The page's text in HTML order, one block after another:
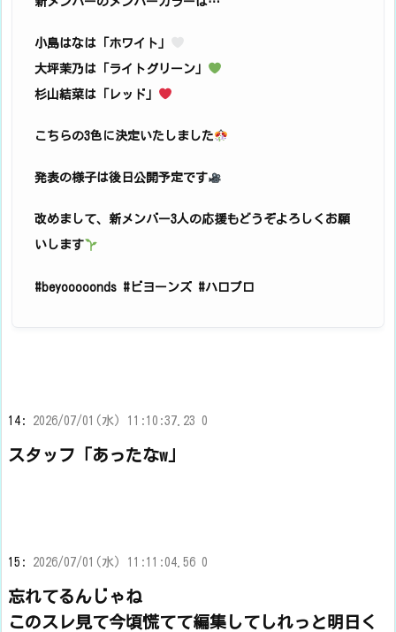
小島はなは「ホワイト」
大坪茉乃は「ライトグリーン」
杉山結菜は「レッド」
こちらの3色に決定いたしました
発表の様子は後日公開予定です
改めまして、新メンバー3人の応援もどうぞよろしくお願
いします
#beyooooonds #ビヨーンズ #ハロプロ
14: 2026/07/01(水) 11:10:37.23 0
スタッフ「あったなw」
15: 2026/07/01(水) 11:11:04.56 0
忘れてるんじゃね
このスレ見て今頃慌てて編集してしれっと明日く